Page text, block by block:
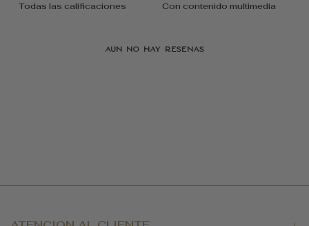
Con contenido multimedia
Aún no hay reseñas